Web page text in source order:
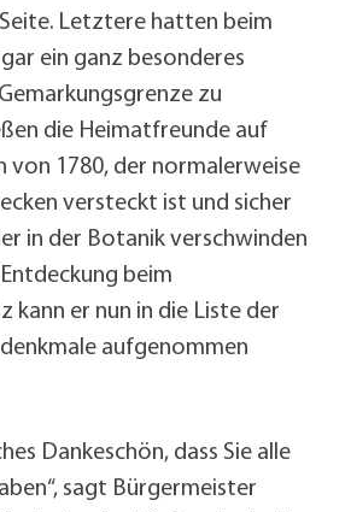
Letztere hatten beim
ein ganz besonderes
zu
die Heimatfreunde auf
von 1780, der normalerweise
versteckt ist und sicher
in der Botanik verschwinden
beim
kann er nun in die Liste der
aufgenommen
Dankeschön, dass Sie alle
sagt Bürgermeister